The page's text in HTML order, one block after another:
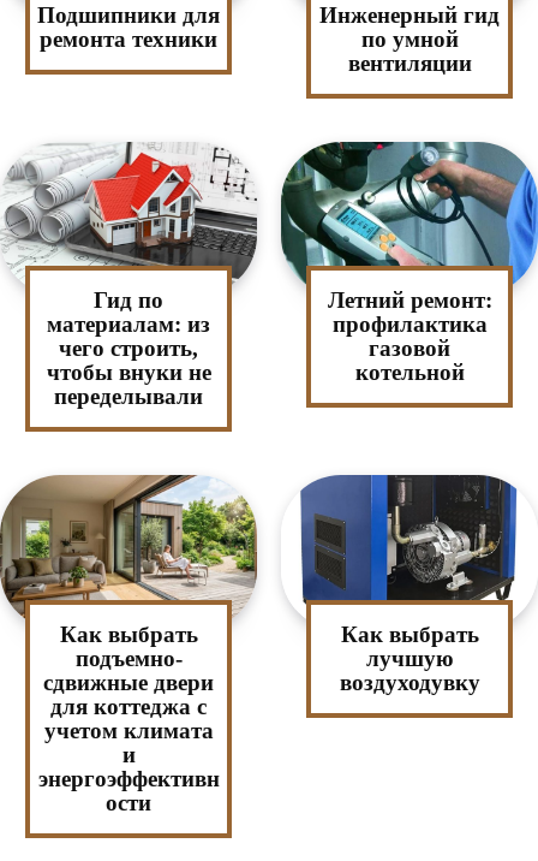
Подшипники для
ремонта техники
Инженерный гид
по умной
вентиляции
Гид по
материалам: из
чего строить,
чтобы внуки не
переделывали
Летний ремонт:
профилактика
газовой
котельной
Как выбрать
подъемно-
сдвижные двери
для коттеджа с
учетом климата
и
энергоэффективн
ости
Как выбрать
лучшую
воздуходувку